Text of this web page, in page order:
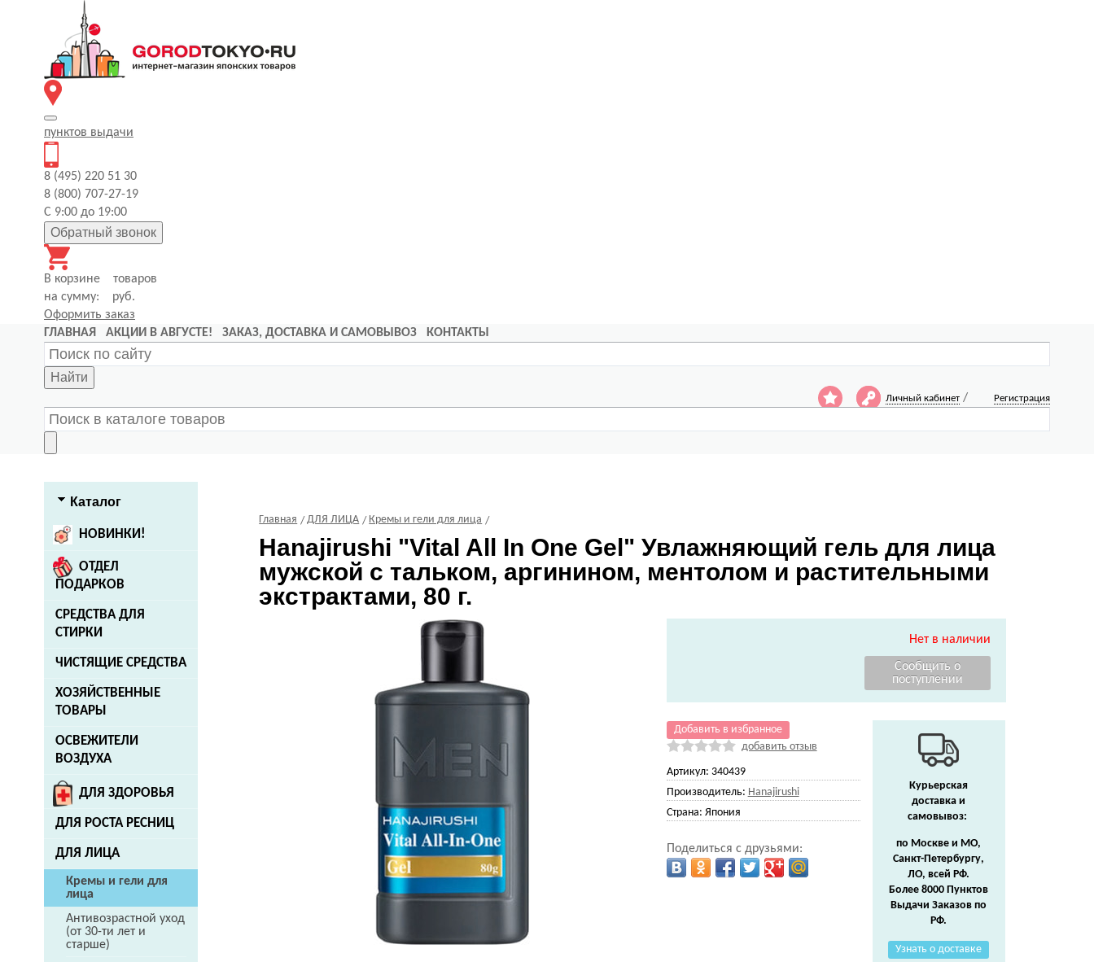
пунктов выдачи
8 (495) 220 51 30
8 (800) 707-27-19
С 9:00 до 19:00
Обратный звонок
В корзине
товаров
на сумму:
руб.
Оформить заказ
ГЛАВНАЯ
АКЦИИ В АВГУСТЕ! ЗАКАЗ, ДОСТАВКА И САМОВЫВОЗ КОНТАКТЫ
Найти
Личный кабинет / Регистрация
Каталог
НОВИНКИ!
ОТДЕЛ
ПОДАРКОВ
СРЕДСТВА ДЛЯ
СТИРКИ
ЧИСТЯЩИЕ СРЕДСТВА
ХОЗЯЙСТВЕННЫЕ
ТОВАРЫ
ОСВЕЖИТЕЛИ
ВОЗДУХА
ДЛЯ ЗДОРОВЬЯ
ДЛЯ РОСТА РЕСНИЦ
ДЛЯ ЛИЦА
Кремы и гели для
лица
Антивозрастной уход
(от 30-ти лет и
старше)
Главная ДЛЯ ЛИЦА Кремы и гели для лица
Hanajirushi "Vital All In One Gel" Увлажняющий гель для лица
мужской с тальком, аргинином, ментолом и растительными
экстрактами, 80 г.
Нет в наличии
Добавить в избранное
добавить отзыв
Артикул: 340439
Производитель: Hanajirushi
Страна: Япония
Поделиться с друзьями:
Курьерская
доставка и
самовывоз:
по Москве и МО,
Санкт-Петербургу,
ЛО, всей РФ.
Более 8000 Пунктов
Выдачи Заказов по
РФ.
Узнать о доставке